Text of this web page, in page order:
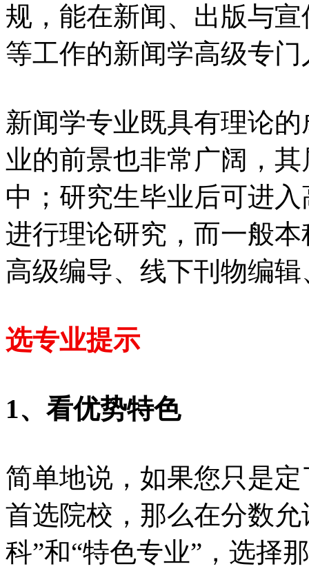
规，能在新闻、出版与
等工作的新闻学高级专门
新闻学专业既具有理论
业的前景也非常广阔，
中；研究生毕业后可进
进行理论研究，而一般
高级编导、线下刊物编
选专业提示
1、看优势特色
简单地说，如果您只是
首选院校，那么在分数
科”和“特色专业”，选择